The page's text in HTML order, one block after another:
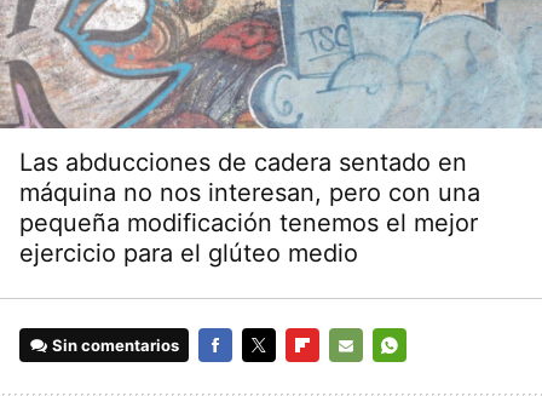
Las abducciones de cadera sentado en
máquina no nos interesan, pero con una
pequeña modificación tenemos el mejor
ejercicio para el glúteo medio
Sin comentarios